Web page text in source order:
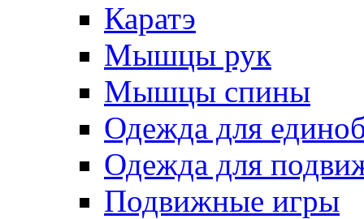
Каратэ
Мышцы рук
Мышцы спины
Одежда для
Одежда для
Подвижные игры